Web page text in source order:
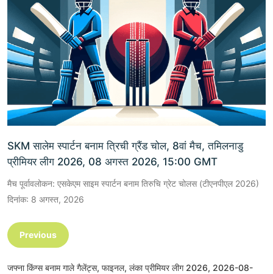
SKM सालेम स्पार्टन बनाम त्रिची ग्रैंड चोल, 8वां मैच, तमिलनाडु
प्रीमियर लीग 2026, 08 अगस्त 2026, 15:00 GMT
मैच पूर्वावलोकन: एसकेएम साइम स्पार्टन बनाम तिरुचि ग्रेट चोलस (टीएनपीएल 2026)
दिनांक: 8 अगस्त, 2026
Previous
जफ्ना किंग्स बनाम गाले गैलेंट्स, फाइनल, लंका प्रीमियर लीग 2026, 2026-08-